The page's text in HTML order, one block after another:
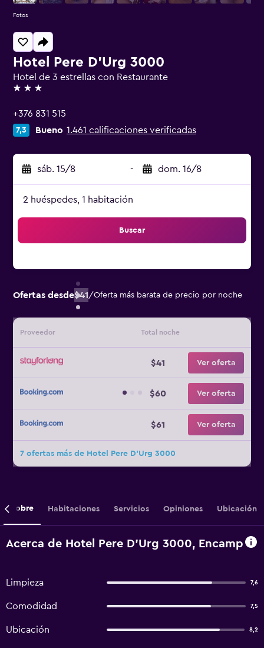
Hotel Pere D'Urg 3000
Hotel de 3 estrellas con Restaurante
3 estrellas
+376 831 515
7,3 Bueno 1.461 calificaciones verificadas
sáb. 15/8 - dom. 16/8
2 huéspedes, 1 habitación
Buscar
Ofertas desde$41/Oferta más barata de precio por noche
Proveedor Total noche
$41 Ver oferta
$60 Ver oferta
$61 Ver oferta
7 ofertas más de Hotel Pere D'Urg 3000
Fotos
Sobre Habitaciones Servicios Opiniones Ubicación
Acerca de Hotel Pere D'Urg 3000, Encamp
Limpieza 7,6
Comodidad 7,5
Ubicación 8,2